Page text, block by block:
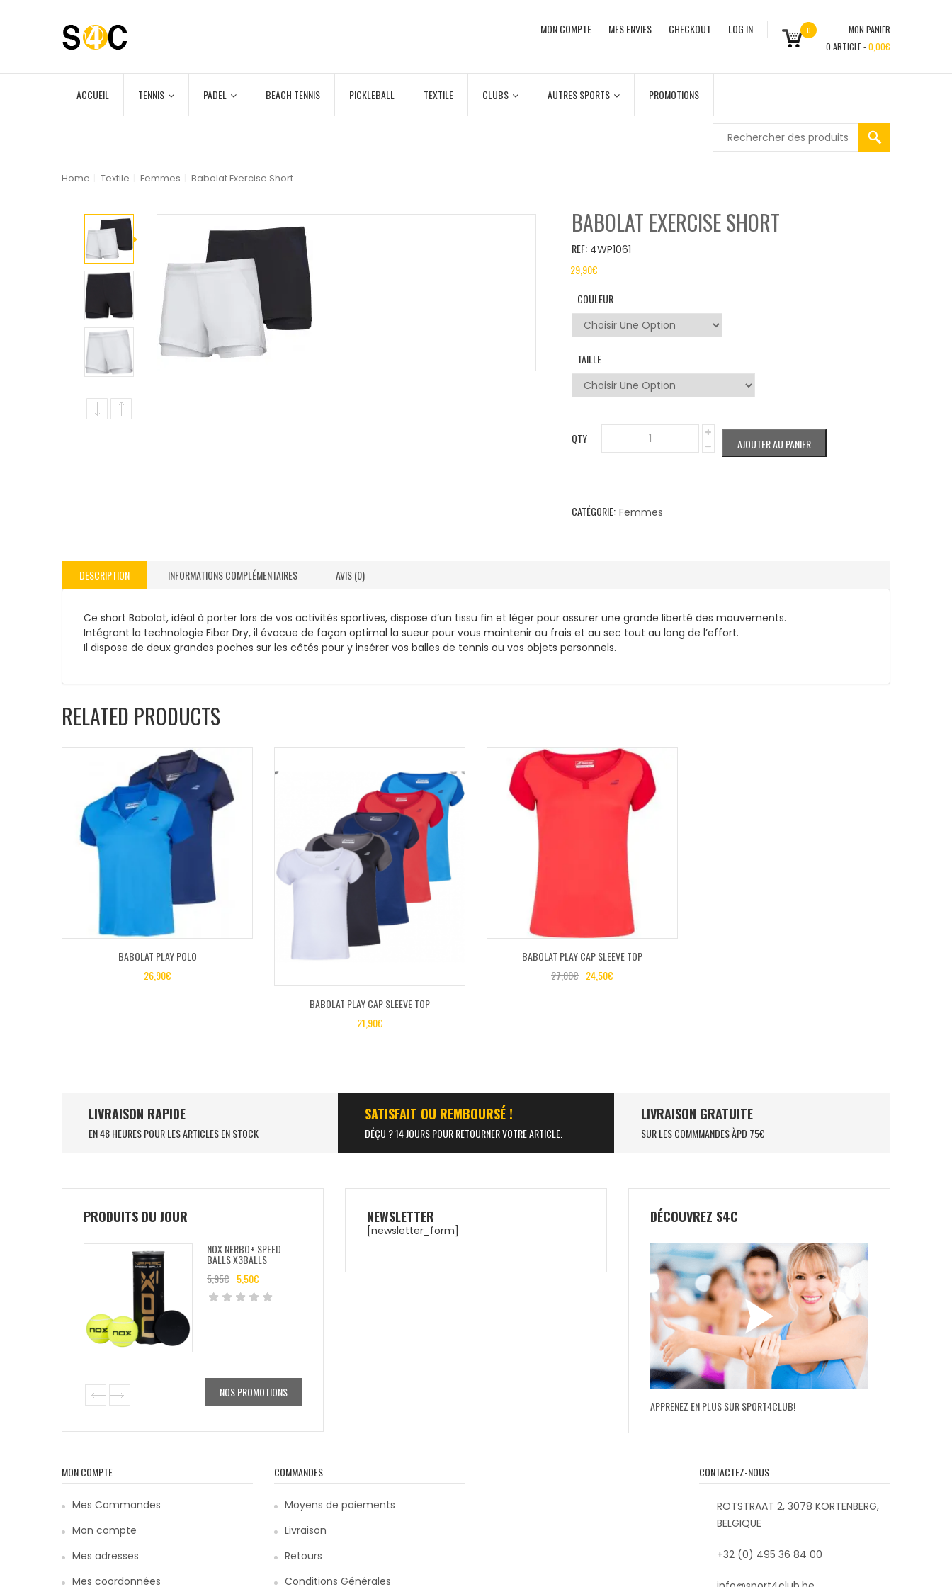
0
MON PANIER
0 ARTICLE -0,00€
MON COMPTE MES ENVIES CHECKOUT LOG IN
ACCUEIL TENNIS PADEL BEACH TENNIS PICKLEBALL TEXTILE CLUBS AUTRES SPORTS PROMOTIONS
Home Textile Femmes Babolat Exercise Short
BABOLAT EXERCISE SHORT
REF: 4WP1061
29,90€
COULEUR
TAILLE
QTY AJOUTER AU PANIER
CATÉGORIE: Femmes
DESCRIPTION INFORMATIONS COMPLÉMENTAIRES AVIS (0)
Ce short Babolat, idéal à porter lors de vos activités sportives, dispose d’un tissu fin et léger pour assurer une grande liberté des mouvements.
Intégrant la technologie Fiber Dry, il évacue de façon optimal la sueur pour vous maintenir au frais et au sec tout au long de l’effort.
Il dispose de deux grandes poches sur les côtés pour y insérer vos balles de tennis ou vos objets personnels.
RELATED PRODUCTS
BABOLAT PLAY POLO
26,90€
BABOLAT PLAY CAP SLEEVE TOP
21,90€
BABOLAT PLAY CAP SLEEVE TOP
27,00€ 24,50€
LIVRAISON RAPIDE
EN 48 HEURES POUR LES ARTICLES EN STOCK
SATISFAIT OU REMBOURSÉ !
DÉÇU ? 14 JOURS POUR RETOURNER VOTRE ARTICLE.
LIVRAISON GRATUITE
SUR LES COMMMANDES ÀPD 75€
PRODUITS DU JOUR
NOX NERBO+ SPEED
BALLS X3BALLS
5,95€ 5,50€
NOX EQUATION 24
149,90€ 54,50 €
NOX LA10 FUTURE
NOS PROMOTIONS
NEWSLETTER
[newsletter_form]
DÉCOUVREZ S4C
APPRENEZ EN PLUS SUR SPORT4CLUB!
MON COMPTE
Mes Commandes
Mon compte
Mes adresses
Mes coordonnées
COMMANDES
Moyens de paiements
Livraison
Retours
Conditions Générales
CONTACTEZ-NOUS
ROTSTRAAT 2, 3078 KORTENBERG,
BELGIQUE
+32 (0) 495 36 84 00